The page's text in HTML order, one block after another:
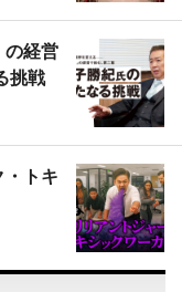
の経営
挑戦
・トキ